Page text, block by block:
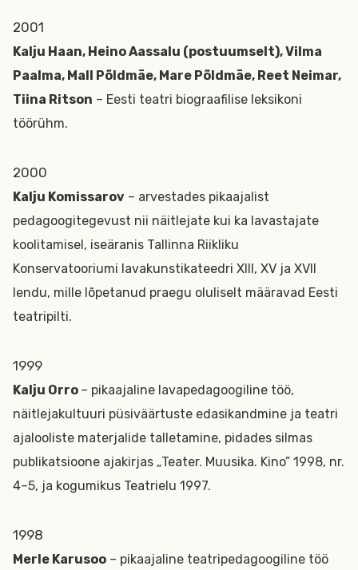
2001
Kalju Haan, Heino Aassalu (postuumselt), Vilma
Paalma, Mall Põldmäe, Mare Põldmäe, Reet Neimar,
Tiina Ritson – Eesti teatri biograafilise leksikoni
töörühm.
2000
Kalju Komissarov – arvestades pikaajalist
pedagoogitegevust nii näitlejate kui ka lavastajate
koolitamisel, iseäranis Tallinna Riikliku
Konservatooriumi lavakunstikateedri XIII, XV ja XVII
lendu, mille lõpetanud praegu oluliselt määravad Eesti
teatripilti.
1999
Kalju Orro – pikaajaline lavapedagoogiline töö,
näitlejakultuuri püsiväärtuste edasikandmine ja teatri
ajalooliste materjalide talletamine, pidades silmas
publikatsioone ajakirjas „Teater. Muusika. Kino” 1998, nr.
4–5, ja kogumikus Teatrielu 1997.
1998
Merle Karusoo – pikaajaline teatripedagoogiline töö